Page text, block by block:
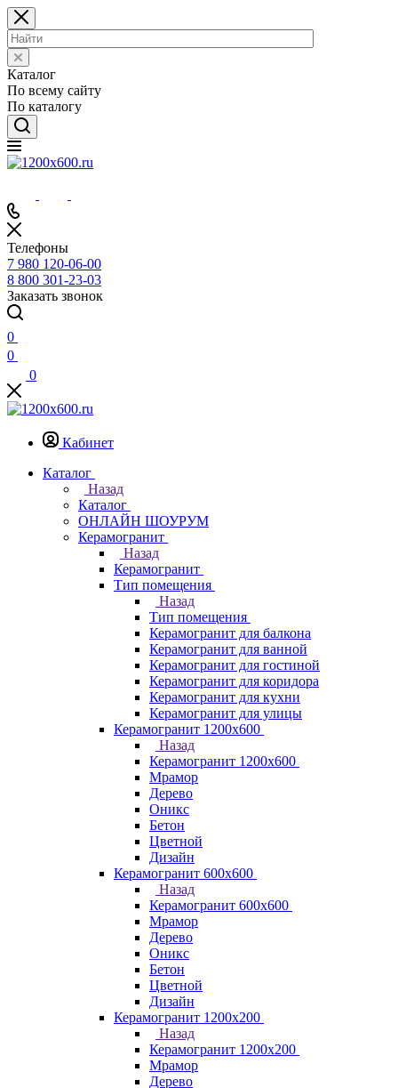
Каталог
По всему сайту
По каталогу
Телефоны
7 980 120-06-00
8 800 301-23-03
Заказать звонок
0
0
0
Кабинет
Каталог
Назад
Каталог
ОНЛАЙН ШОУРУМ
Керамогранит
Назад
Керамогранит
Тип помещения
Назад
Тип помещения
Керамогранит для балкона
Керамогранит для ванной
Керамогранит для гостиной
Керамогранит для коридора
Керамогранит для кухни
Керамогранит для улицы
Керамогранит 1200х600
Назад
Керамогранит 1200х600
Мрамор
Дерево
Оникс
Бетон
Цветной
Дизайн
Керамогранит 600х600
Назад
Керамогранит 600х600
Мрамор
Дерево
Оникс
Бетон
Цветной
Дизайн
Керамогранит 1200x200
Назад
Керамогранит 1200x200
Мрамор
Дерево